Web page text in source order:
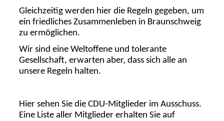
Gleichzeitig werden hier die Regeln gegeben, um
ein friedliches Zusammenleben in Braunschweig
zu ermöglichen.
Wir sind eine Weltoffene und tolerante
Gesellschaft, erwarten aber, dass sich alle an
unsere Regeln halten.
Hier sehen Sie die CDU-Mitglieder im Ausschuss.
Eine Liste aller Mitglieder erhalten Sie auf